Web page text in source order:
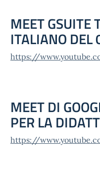
MEET GSUITE
ITALIANO
https://
MEET DI
PER LA
https://